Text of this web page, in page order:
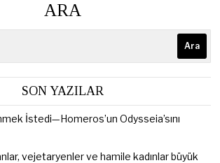
ARA
Ara
SON YAZILAR
İstedi—Homeros’un Odysseia’sını
vejetaryenler ve hamile kadınlar büyük